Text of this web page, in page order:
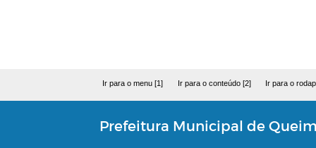
Ir para o menu [1] Ir para o conteúdo [2] Ir para o
Prefeitura Municipal de